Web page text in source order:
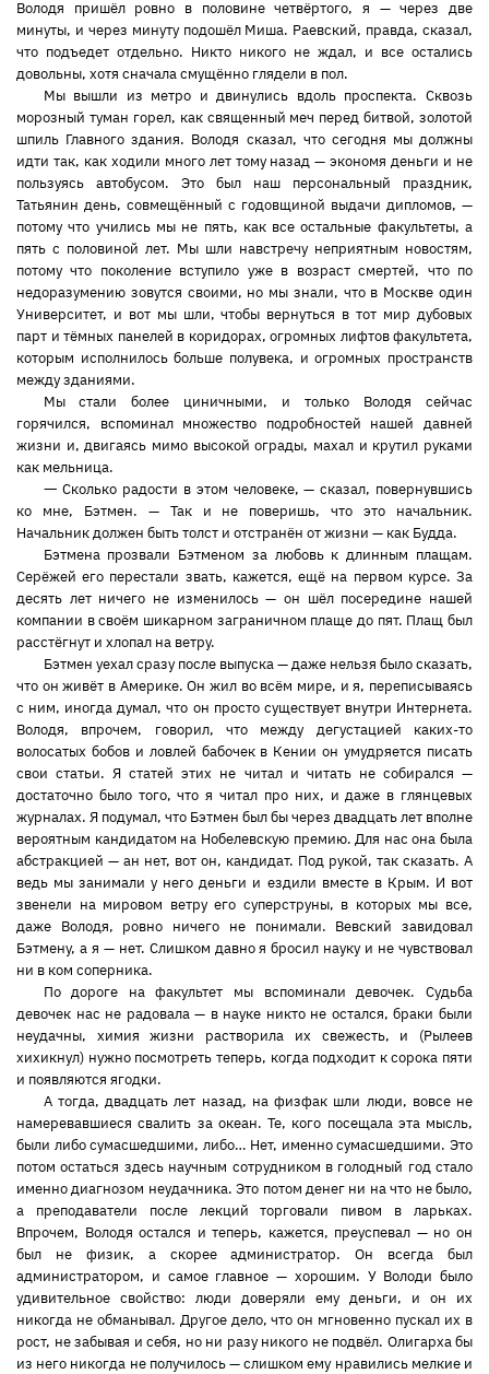
Володя пришёл ровно в половине четвёртого, я — через две
минуты, и через минуту подошёл Миша. Раевский, правда, сказал,
что подъедет отдельно. Никто никого не ждал, и все остались
довольны, хотя сначала смущённо глядели в пол.
Мы вышли из метро и двинулись вдоль проспекта. Сквозь
морозный туман горел, как священный меч перед битвой, золотой
шпиль Главного здания. Володя сказал, что сегодня мы должны
идти так, как ходили много лет тому назад — экономя деньги и не
пользуясь автобусом. Это был наш персональный праздник,
Татьянин день, совмещённый с годовщиной выдачи дипломов, —
потому что учились мы не пять, как все остальные факультеты, а
пять с половиной лет. Мы шли навстречу неприятным новостям,
потому что поколение вступило уже в возраст смертей, что по
недоразумению зовутся своими, но мы знали, что в Москве один
Университет, и вот мы шли, чтобы вернуться в тот мир дубовых
парт и тёмных панелей в коридорах, огромных лифтов факультета,
которым исполнилось больше полувека, и огромных пространств
между зданиями.
Мы стали более циничными, и только Володя сейчас
горячился, вспоминал множество подробностей нашей давней
жизни и, двигаясь мимо высокой ограды, махал и крутил руками
как мельница.
—Сколько радости в этом человеке, — сказал, повернувшись
ко мне, Бэтмен. — Так и не поверишь, что это начальник.
Начальник должен быть толст и отстранён от жизни — как Будда.
Бэтмена прозвали Бэтменом за любовь к длинным плащам.
Серёжей его перестали звать, кажется, ещё на первом курсе. За
десять лет ничего не изменилось — он шёл посередине нашей
компании в своём шикарном заграничном плаще до пят. Плащ был
расстёгнут и хлопал на ветру.
Бэтмен уехал сразу после выпуска — даже нельзя было сказать,
что он живёт в Америке. Он жил во всём мире, и я, переписываясь
с ним, иногда думал, что он просто существует внутри Интернета.
Володя, впрочем, говорил, что между дегустацией каких-то
волосатых бобов и ловлей бабочек в Кении он умудряется писать
свои статьи. Я статей этих не читал и читать не собирался —
достаточно было того, что я читал про них, и даже в глянцевых
журналах. Я подумал, что Бэтмен был бы через двадцать лет вполне
вероятным кандидатом на Нобелевскую премию. Для нас она была
абстракцией — ан нет, вот он, кандидат. Под рукой, так сказать. А
ведь мы занимали у него деньги и ездили вместе в Крым. И вот
звенели на мировом ветру его суперструны, в которых мы все,
даже Володя, ровно ничего не понимали. Вевский завидовал
Бэтмену, а я — нет. Слишком давно я бросил науку и не чувствовал
ни в ком соперника.
По дороге на факультет мы вспоминали девочек. Судьба
девочек нас не радовала — в науке никто не остался, браки были
неудачны, химия жизни растворила их свежесть, и (Рылеев
хихикнул) нужно посмотреть теперь, когда подходит к сорока пяти
и появляются ягодки.
А тогда, двадцать лет назад, на физфак шли люди, вовсе не
намеревавшиеся свалить за океан. Те, кого посещала эта мысль,
были либо сумасшедшими, либо… Нет, именно сумасшедшими. Это
потом остаться здесь научным сотрудником в голодный год стало
именно диагнозом неудачника. Это потом денег ни на что не было,
а преподаватели после лекций торговали пивом в ларьках.
Впрочем, Володя остался и теперь, кажется, преуспевал — но он
был не физик, а скорее администратор. Он всегда был
администратором, и самое главное — хорошим. У Володи было
удивительное свойство: люди доверяли ему деньги, и он их
никогда не обманывал. Другое дело, что он мгновенно пускал их в
рост, не забывая и себя, но ни разу никого не подвёл. Олигарха бы
из него никогда не получилось — слишком ему нравились мелкие и